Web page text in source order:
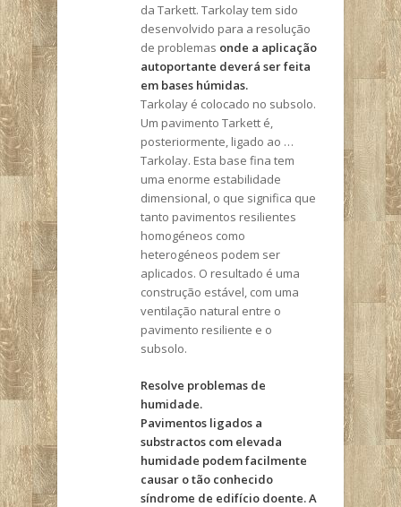
da Tarkett. Tarkolay tem sido
desenvolvido para a resolução
de problemas onde a aplicação
autoportante deverá ser feita
em bases húmidas.
Tarkolay é colocado no subsolo.
Um pavimento Tarkett é,
posteriormente, ligado ao …
Tarkolay. Esta base fina tem
uma enorme estabilidade
dimensional, o que significa que
tanto pavimentos resilientes
homogéneos como
heterogéneos podem ser
aplicados. O resultado é uma
construção estável, com uma
ventilação natural entre o
pavimento resiliente e o
subsolo.
Resolve problemas de
humidade.
Pavimentos ligados a
substractos com elevada
humidade podem facilmente
causar o tão conhecido
síndrome de edifício doente. A